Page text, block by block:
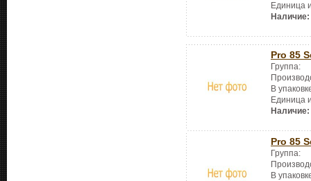
Единица
Наличие:
Pro 85
Группа:
В
Единица
Наличие:
Pro 85
Группа:
В